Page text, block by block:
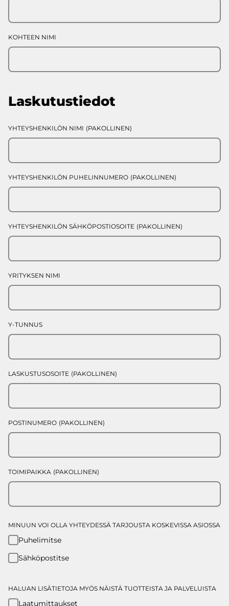
KOHTEEN NIMI
Laskutustiedot
YHTEYSHENKILÖN NIMI (PAKOLLINEN)
YHTEYSHENKILÖN PUHELINNUMERO (PAKOLLINEN)
YHTEYSHENKILÖN SÄHKÖPOSTIOSOITE (PAKOLLINEN)
YRITYKSEN NIMI
Y-TUNNUS
LASKUSTUSOSOITE (PAKOLLINEN)
POSTINUMERO (PAKOLLINEN)
TOIMIPAIKKA (PAKOLLINEN)
MINUUN VOI OLLA YHTEYDESSÄ TARJOUSTA KOSKEVISSA ASIOSSA
Puhelimitse
Sähköpostitse
HALUAN LISÄTIETOJA MYÖS NÄISTÄ TUOTTEISTA JA PALVELUISTA
Laatumittaukset